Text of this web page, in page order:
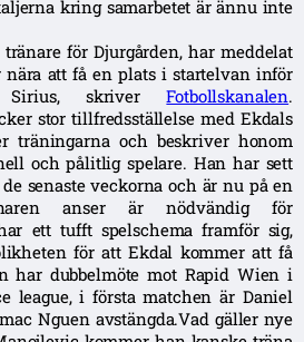
kring samarbetet är ännu inte
för Djurgården, har meddelat
att få en plats i startelvan inför
Sirius, skriverFotbollskanalen.
stor tillfredsställelse med Ekdals
träningarna och beskriver honom
och pålitlig spelare. Han har sett
senaste veckorna och är nu på en
anser är nödvändig för
ett tufft spelschema framför sig,
för att Ekdal kommer att få
har dubbelmöte mot Rapid Wien i
league, i första matchen är Daniel
Nguen avstängda.Vad gäller nye